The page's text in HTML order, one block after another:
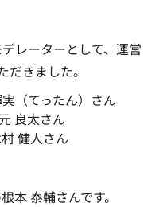
レーターとして、運営
きました。
（てったん）さん
良太さん
健人さん
本 泰輔さんです。